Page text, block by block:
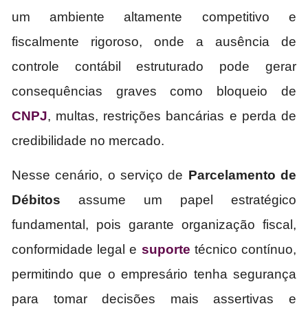
um ambiente altamente competitivo e
fiscalmente rigoroso, onde a ausência de
controle contábil estruturado pode gerar
consequências graves como bloqueio de
CNPJ, multas, restrições bancárias e perda de
credibilidade no mercado.
Nesse cenário, o serviço de Parcelamento de
Débitos assume um papel estratégico
fundamental, pois garante organização fiscal,
conformidade legal e suporte técnico contínuo,
permitindo que o empresário tenha segurança
para tomar decisões mais assertivas e